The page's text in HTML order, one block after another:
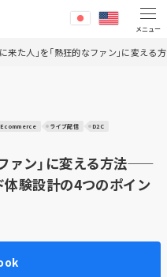
に来た人」を「熱狂的なファン」に変
Ecommerce ライブ配信
D2C
ファン」に変える方法——
験設計の4つのポイン